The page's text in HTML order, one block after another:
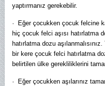
yaptırmanız gerekebilir.
· Eğer çocukken çocuk felcine
hiç çocuk felci aşısı hatırlatma
hatırlatma dozu
bir kere çocuk felci hatırlatma
belirtilen ülke gerekliliklerini
· Eğer çocukken aşılarınız